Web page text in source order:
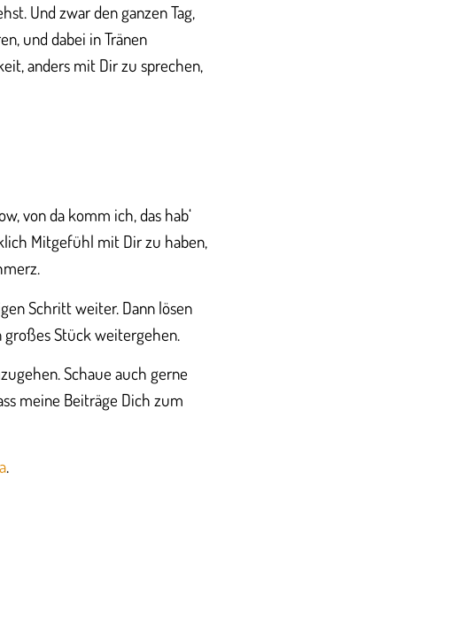
Und zwar den ganzen Tag,
und dabei in Tränen
anders mit Dir zu sprechen,
von da komm ich, das hab‘
Mitgefühl mit Dir zu haben,
Schritt weiter. Dann lösen
großes Stück weitergehen.
Schaue auch gerne
meine Beiträge Dich zum
.